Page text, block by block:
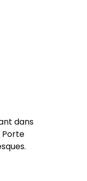
dans
Porte